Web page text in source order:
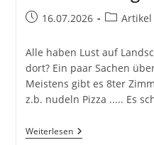
Beitrag16.07.2026
Beitrags-
Artikel
Alle haben Lust auf
dort? Ein paar Sachen
Meistens gibt es 8ter
z.b. nudeln Pizza ..... Es
WeiterlesenLandschultage